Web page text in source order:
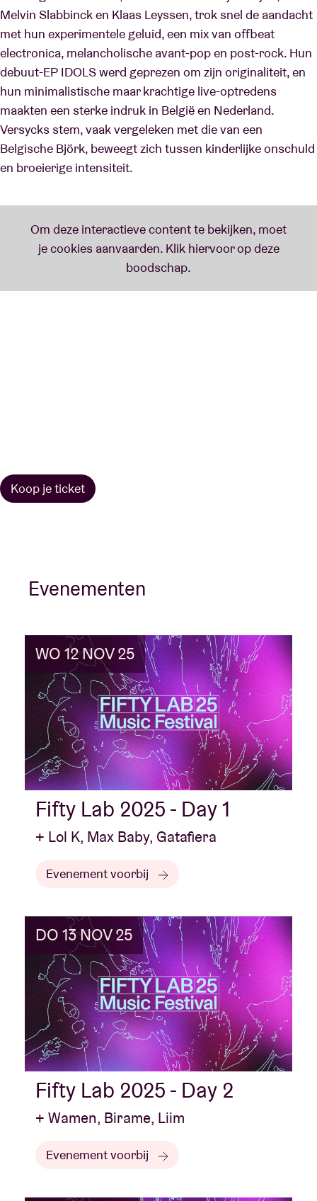
Melvin Slabbinck en Klaas Leyssen, trok snel de aandacht
met hun experimentele geluid, een mix van offbeat
electronica, melancholische avant-pop en post-rock. Hun
debuut-EP IDOLS werd geprezen om zijn originaliteit, en
hun minimalistische maar krachtige live-optredens
maakten een sterke indruk in België en Nederland.
Versycks stem, vaak vergeleken met die van een
Belgische Björk, beweegt zich tussen kinderlijke onschuld
en broeierige intensiteit.
Koop je ticket
Evenementen
WO 12 NOV 25
Fifty Lab 2025 - Day 1
+ Lol K, Max Baby, Gatafiera
Evenement voorbij
DO 13 NOV 25
Fifty Lab 2025 - Day 2
+ Wamen, Birame, Liim
Evenement voorbij